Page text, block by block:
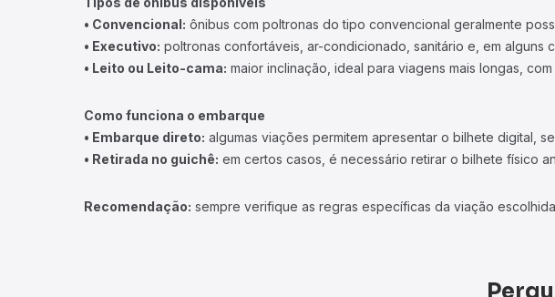
• Convencional: ônibus com poltronas do tipo convencional geralmente
• Executivo: poltronas confortáveis, ar-condicionado, sanitário e, em alguns
• Leito ou Leito-cama: maior inclinação, ideal para viagens mais longas,
Como funciona o embarque
• Embarque direto: algumas viações permitem apresentar o bilhete digital,
• Retirada no guichê: em certos casos, é necessário retirar o bilhete físico
Recomendação: sempre verifique as regras específicas da viação